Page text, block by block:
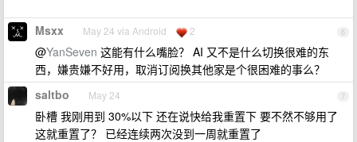
6
Msxx May 24 via Android 2
@YanSeven 这能有什么嘴脸？ AI 又不是什么切换很难的东
西，嫌贵嫌不好用，取消订阅换其他家是个很困难的事么？
7
saltbo May 24
卧槽 我刚用到 30%以下 还在说快给我重置下 要不然不够用了
这就重置了？ 已经连续两次没到一周就重置了